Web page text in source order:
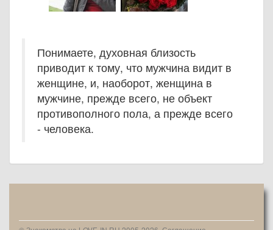
Понимаете, духовная близость
приводит к тому, что мужчина видит в
женщине, и, наоборот, женщина в
мужчине, прежде всего, не объект
противополного пола, а прежде всего
- человека.